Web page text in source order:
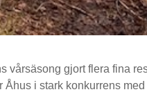
vårsäsong gjort flera fina
i stark konkurrens